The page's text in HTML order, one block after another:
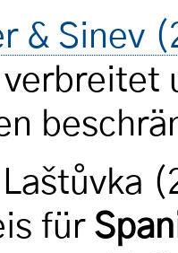
& Sinev
Laštůvka
für